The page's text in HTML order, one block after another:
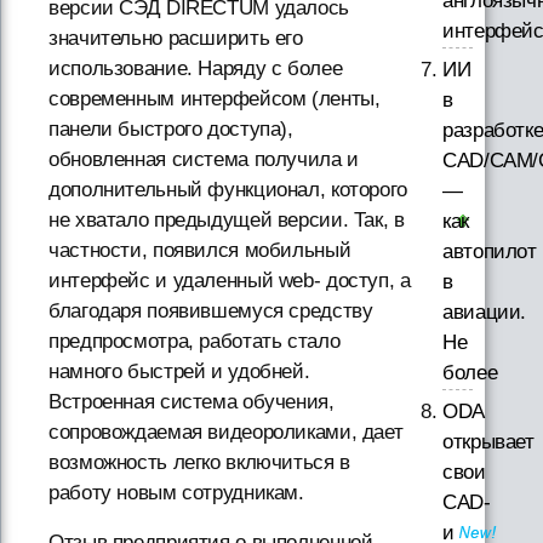
версии СЭД DIRECTUM удалось
значительно расширить его
использование. Наряду с более
современным интерфейсом (ленты,
панели быстрого доступа),
обновленная система получила и
дополнительный функционал, которого
не хватало предыдущей версии. Так, в
частности, появился мобильный
интерфейс и удаленный web- доступ, а
благодаря появившемуся средству
предпросмотра, работать стало
намного быстрей и удобней.
Встроенная система обучения,
сопровождаемая видеороликами, дает
возможность легко включиться в
работу новым сотрудникам.
ИИ
в
разработке
CAD/
—
как
автопилот
в
авиации.
Не
более
ODA
открывает
свои
CAD-
и